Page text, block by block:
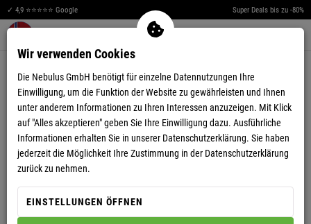
✓ 4,9 ⭐⭐⭐⭐⭐ Google Super Deals bis zu -80%
Warenkorb aufklappen
POLOSHIRT SHIP HERREN
Wir verwenden Cookies
Die Nebulus GmbH benötigt für einzelne Datennutzungen Ihre
Einwilligung, um die Funktion der Website zu gewährleisten und Ihnen
unter anderem Informationen zu Ihren Interessen anzuzeigen. Mit Klick
auf "Alles akzeptieren" geben Sie Ihre Einwilligung dazu. Ausführliche
Informationen erhalten Sie in unserer Datenschutzerklärung. Sie haben
jederzeit die Möglichkeit Ihre Zustimmung in der Datenschutzerklärung
zurück zu nehmen.
EINSTELLUNGEN ÖFFNEN